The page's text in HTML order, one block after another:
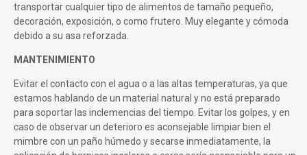
transportar cualquier tipo de alimentos de tamaño pequeño,
decoración, exposición, o como frutero. Muy elegante y cómoda
debido a su asa reforzada.
MANTENIMIENTO
Evitar el contacto con el agua o a las altas temperaturas, ya que
estamos hablando de un material natural y no está preparado
para soportar las inclemencias del tiempo. Evitar los golpes, y en
caso de observar un deterioro es aconsejable limpiar bien el
mimbre con un paño húmedo y secarse inmediatamente, la